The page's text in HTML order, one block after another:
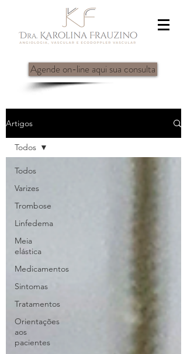
Agende on-line aqui sua consulta
Artigos
Todos
Varizes
Trombose
Linfedema
Meia
elástica
Medicamentos
Sintomas
Tratamentos
Orientações
aos
pacientes
Todos